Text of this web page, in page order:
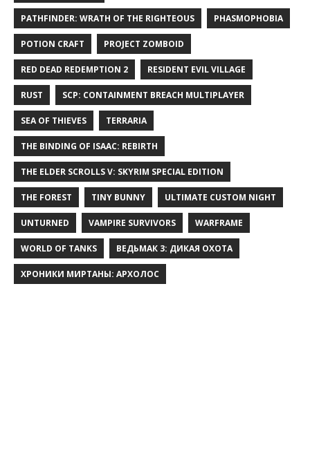
PATHFINDER: WRATH OF THE RIGHTEOUS PHASMOPHOBIA
POTION CRAFT PROJECT ZOMBOID
RED DEAD REDEMPTION 2 RESIDENT EVIL VILLAGE
RUST SCP: CONTAINMENT BREACH MULTIPLAYER
SEA OF THIEVES TERRARIA
THE BINDING OF ISAAC: REBIRTH
THE ELDER SCROLLS V: SKYRIM SPECIAL EDITION
THE FOREST TINY BUNNY ULTIMATE CUSTOM NIGHT
UNTURNED VAMPIRE SURVIVORS WARFRAME
WORLD OF TANKS ВЕДЬМАК 3: ДИКАЯ ОХОТА
ХРОНИКИ МИРТАНЫ: АРХОЛОС